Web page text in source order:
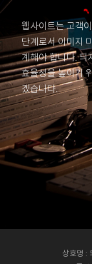
웹사이트는 고객
단계로서 이미지
계해야 합니다. 듸
효율성을 높이기
겠습니다.
상호명 :